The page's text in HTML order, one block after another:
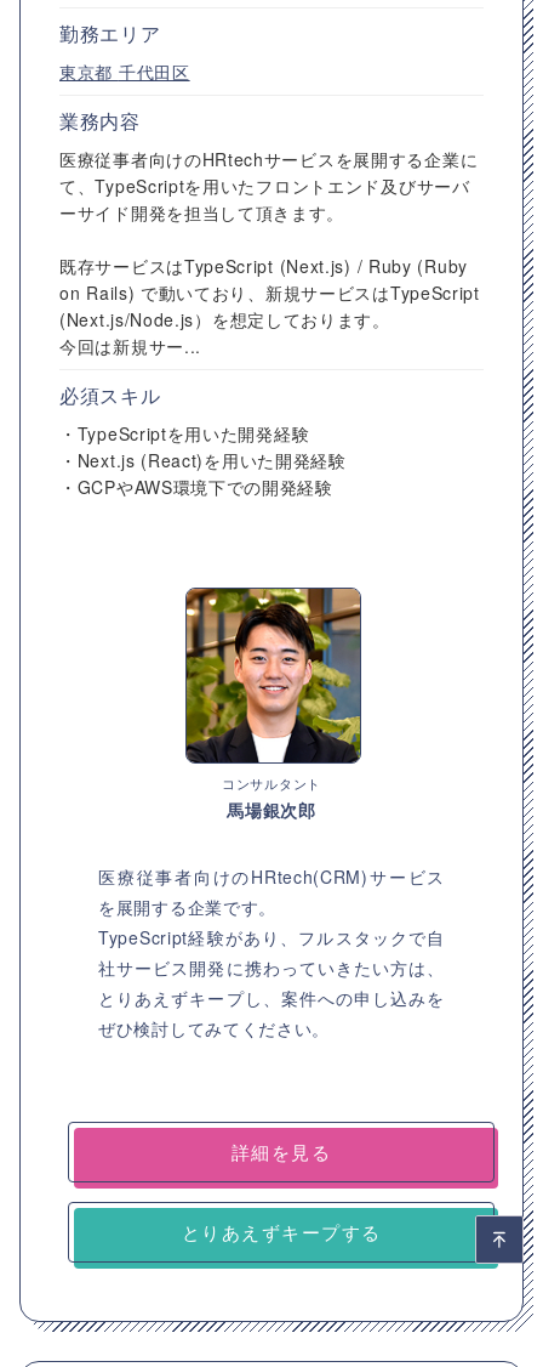
勤務エリア
東京都 千代田区
業務内容
医療従事者向けのHRtechサービスを展開する企業に
て、TypeScriptを用いたフロントエンド及びサーバ
ーサイド開発を担当して頂きます。
既存サービスはTypeScript (Next.js) / Ruby (Ruby
on Rails) で動いており、新規サービスはTypeScript
(Next.js/Node.js）を想定しております。
今回は新規サー...
必須スキル
・TypeScriptを用いた開発経験
・Next.js (React)を用いた開発経験
・GCPやAWS環境下での開発経験
コンサルタント
馬場銀次郎
医療従事者向けのHRtech(CRM)サービス
を展開する企業です。
TypeScript経験があり、フルスタックで自
社サービス開発に携わっていきたい方は、
とりあえずキープし、案件への申し込みを
ぜひ検討してみてください。
詳細を見る
とりあえずキープする